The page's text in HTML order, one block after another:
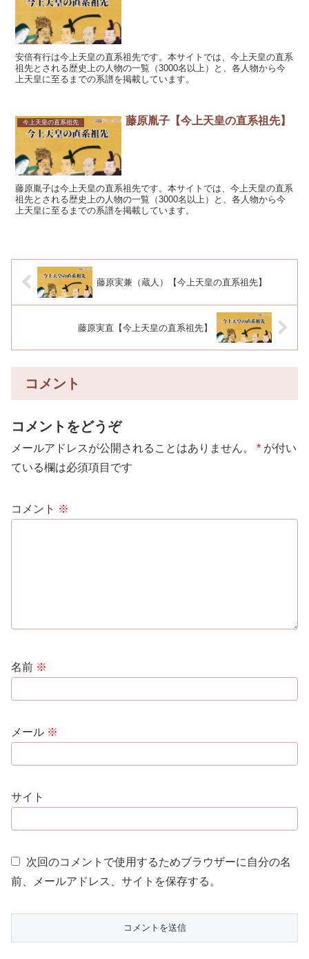
安倍有行は今上天皇の直系祖先です。本サイトでは、今上天皇の直系
祖先とされる歴史上の人物の一覧（3000名以上）と、各人物から今
上天皇に至るまでの系譜を掲載しています。
今上天皇の直系祖先 藤原胤子【今上天皇の直系祖先】
藤原胤子は今上天皇の直系祖先です。本サイトでは、今上天皇の直系
祖先とされる歴史上の人物の一覧（3000名以上）と、各人物から今
上天皇に至るまでの系譜を掲載しています。
藤原実兼（蔵人）【今上天皇の直系祖先】
藤原実直【今上天皇の直系祖先】
コメント
コメントをどうぞ
メールアドレスが公開されることはありません。 * が付い
ている欄は必須項目です
コメント ※
名前 ※
メール ※
サイト
次回のコメントで使用するためブラウザーに自分の名
前、メールアドレス、サイトを保存する。